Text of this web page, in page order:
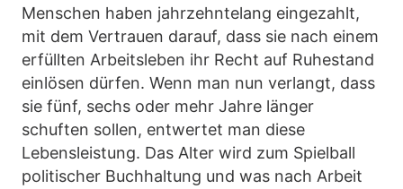
Menschen haben jahrzehntelang eingezahlt,
mit dem Vertrauen darauf, dass sie nach einem
erfüllten Arbeitsleben ihr Recht auf Ruhestand
einlösen dürfen. Wenn man nun verlangt, dass
sie fünf, sechs oder mehr Jahre länger
schuften sollen, entwertet man diese
Lebensleistung. Das Alter wird zum Spielball
politischer Buchhaltung und was nach Arbeit